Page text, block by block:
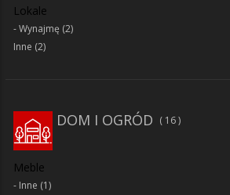
Lokale
Wynajmę (2)
Inne (2)
DOM I OGRÓD 16
Meble
Inne (1)